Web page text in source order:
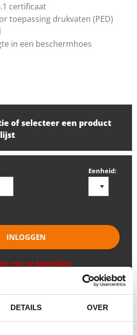
DETAILS OVER
certificaat
toepassing drukvaten (PED)
in een beschermhoes
of selecteer een product
Eenheid:
INLOGGEN
om te bestellen